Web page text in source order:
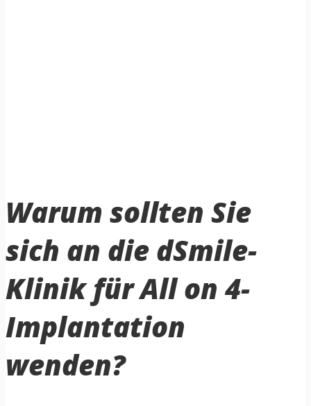
Warum sollten Sie
sich an die dSmile-
Klinikfür All on 4-
Implantation
wenden?